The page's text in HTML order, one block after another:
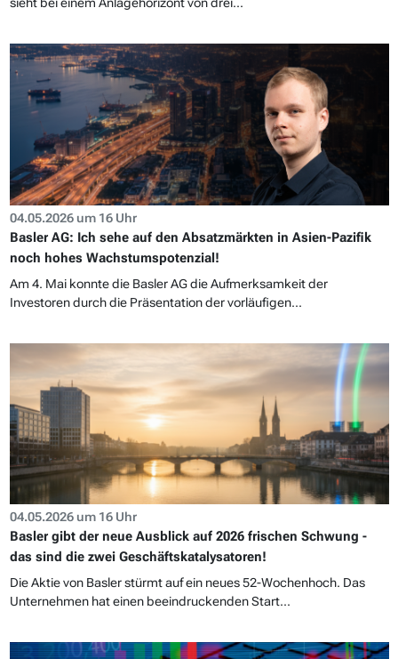
sieht bei einem Anlagehorizont von drei...
04.05.2026 um 16 Uhr
Basler AG: Ich sehe auf den Absatzmärkten in Asien-Pazifik
noch hohes Wachstumspotenzial!
Am 4. Mai konnte die Basler AG die Aufmerksamkeit der
Investoren durch die Präsentation der vorläufigen...
04.05.2026 um 16 Uhr
Basler gibt der neue Ausblick auf 2026 frischen Schwung -
das sind die zwei Geschäftskatalysatoren!
Die Aktie von Basler stürmt auf ein neues 52-Wochenhoch. Das
Unternehmen hat einen beeindruckenden Start...